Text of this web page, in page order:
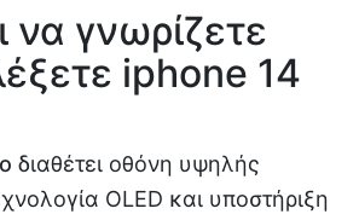
να γνωρίζετε
iphone 14
διαθέτει οθόνη υψηλής
OLED και υποστήριξη